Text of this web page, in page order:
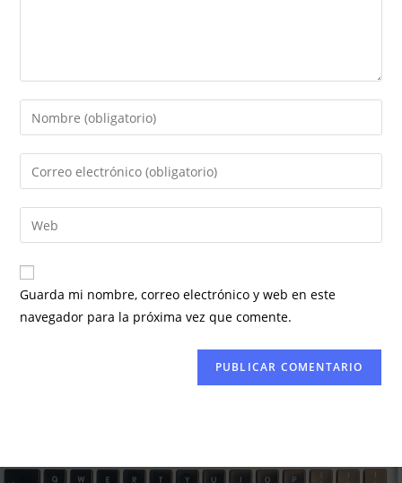
Guarda mi nombre, correo electrónico y web en este
navegador para la próxima vez que comente.